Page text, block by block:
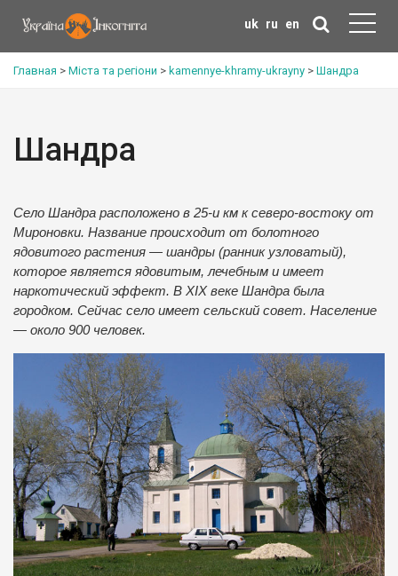
uk ru en
Главная > Міста та регіони > kamennye-khramy-ukrayny > Шандра
Шандра
Село Шандра расположено в 25-и км к северо-востоку от
Мироновки. Название происходит от болотного
ядовитого растения — шандры (ранник узловатый),
которое является ядовитым, лечебным и имеет
наркотический эффект. В XIX веке Шандра была
городком. Сейчас село имеет сельский совет. Население
— около 900 человек.